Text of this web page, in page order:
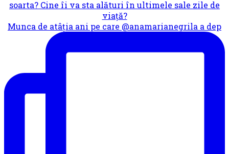
Munca de atâția ani pe care @anamarianegrila a dep